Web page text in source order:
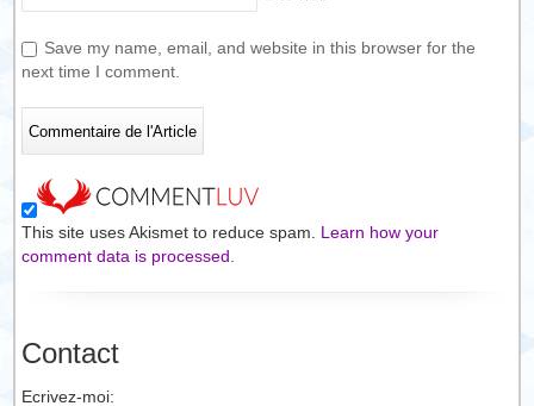
Save my name, email, and website in this browser for the
next time I comment.
This site uses Akismet to reduce spam. Learn how your
comment data is processed.
Contact
Ecrivez-moi: